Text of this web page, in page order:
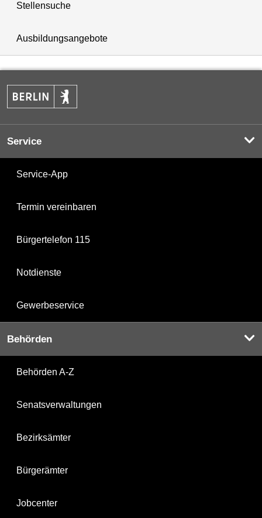
Stellensuche
Ausbildungsangebote
Service
Service-App
Termin vereinbaren
Bürgertelefon 115
Notdienste
Gewerbeservice
Behörden
Behörden A-Z
Senatsverwaltungen
Bezirksämter
Bürgerämter
Jobcenter